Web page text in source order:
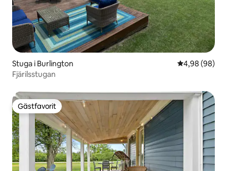
Stuga i Burlington 4,98 av 5 i
4,98 (98)
Fjärilsstugan
Gästfavorit
Gästfavorit